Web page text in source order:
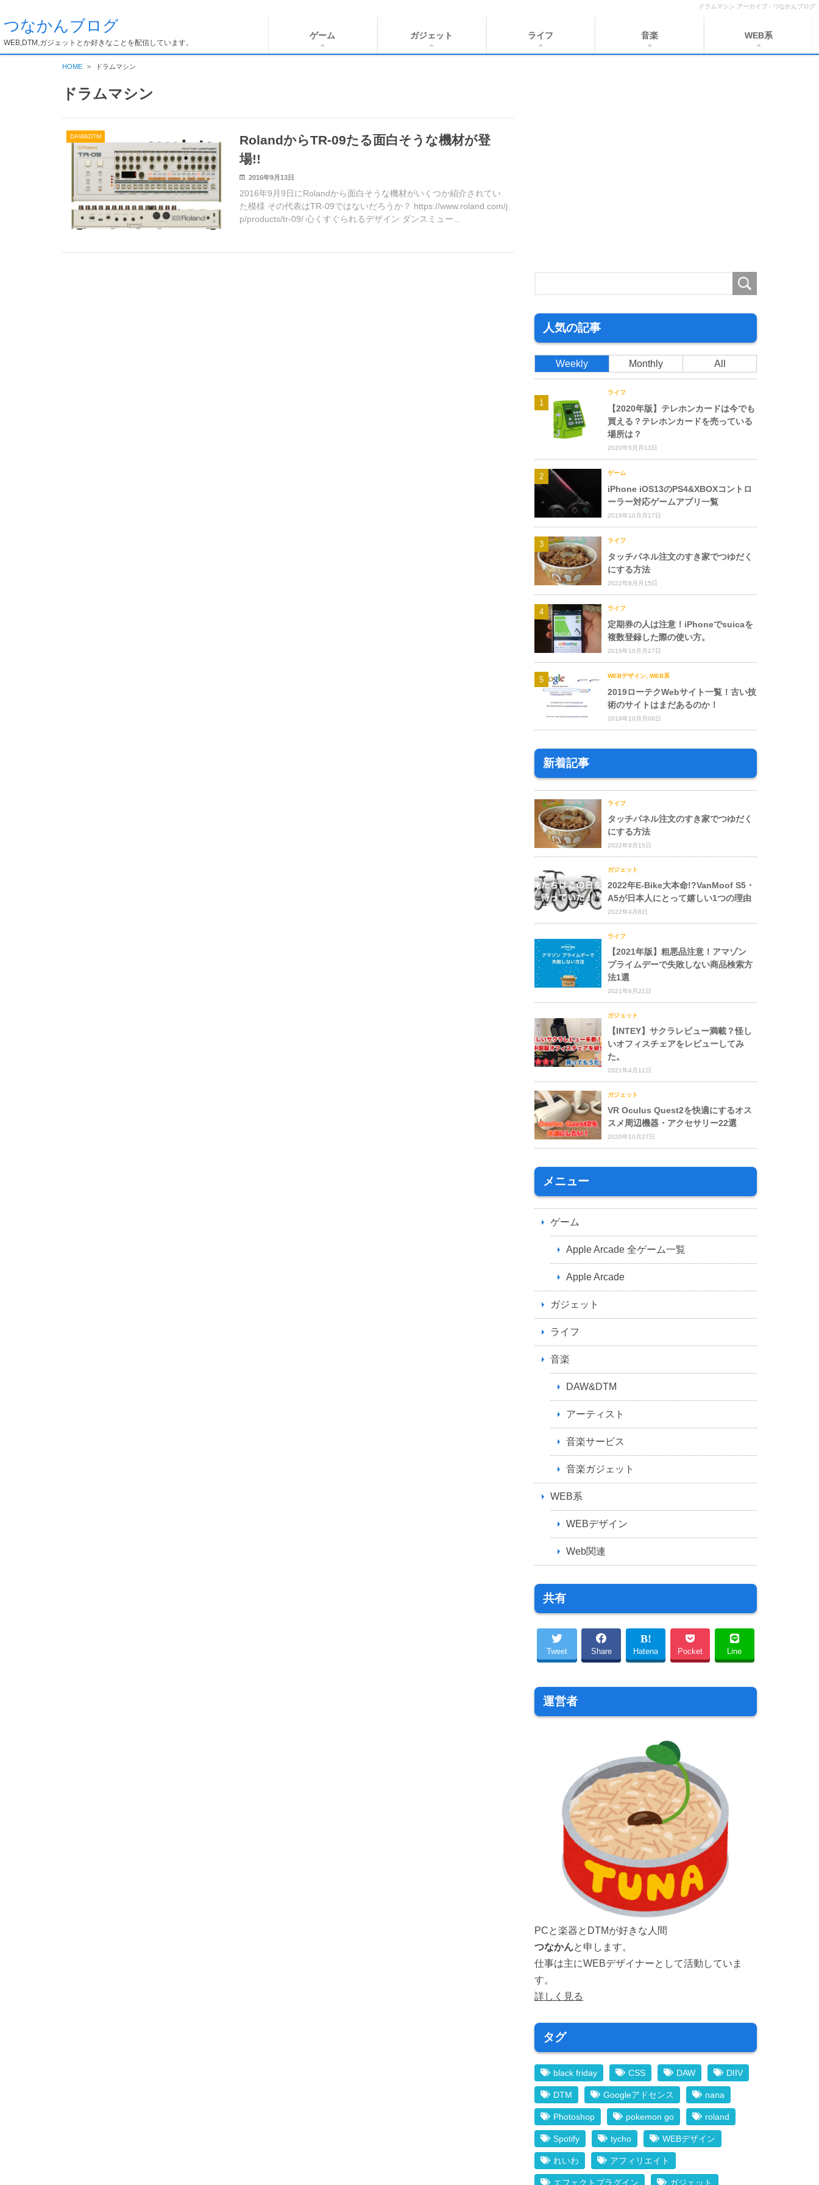
ドラムマシン アーカイブ - つなかんブログ
つなかんブログ
WEB,DTM,ガジェットとか好きなことを配信しています。
ゲーム ガジェット ライフ 音楽 WEB系
HOME ドラムマシン
ドラムマシン
DAW&DTM
RolandからTR-09たる面白そうな機材が登
場!!
2016年9月13日
2016年9月9日にRolandから面白そうな機材がいくつか紹介されてい
た模様 その代表はTR-09ではないだろうか？ https://www.roland.com/j
p/products/tr-09/ 心くすぐられるデザイン ダンスミュー...
人気の記事
Weekly Monthly All
ライフ
【2020年版】テレホンカードは今でも
買える？テレホンカードを売っている
場所は？
2020年5月月13日
ゲーム
iPhone iOS13のPS4&XBOXコントロ
ーラー対応ゲームアプリ一覧
2019年10月月17日
ライフ
タッチパネル注文のすき家でつゆだく
にする方法
2022年8月月15日
ライフ
定期券の人は注意！iPhoneでsuicaを
複数登録した際の使い方。
2016年10月月27日
WEBデザイン, WEB系
2019ローテクWebサイト一覧！古い技
術のサイトはまだあるのか！
2019年10月月06日
新着記事
ライフ
タッチパネル注文のすき家でつゆだく
にする方法
2022年8月15日
ガジェット
2022年E-Bike大本命!?VanMoof S5・
A5が日本人にとって嬉しい1つの理由
2022年4月8日
ライフ
【2021年版】粗悪品注意！アマゾン
プライムデーで失敗しない商品検索方
法1選
2021年6月21日
ガジェット
【INTEY】サクラレビュー満載？怪し
いオフィスチェアをレビューしてみ
た。
2021年4月11日
ガジェット
VR Oculus Quest2を快適にするオス
スメ周辺機器・アクセサリー22選
2020年10月27日
メニュー
ゲーム
Apple Arcade 全ゲーム一覧
Apple Arcade
ガジェット
ライフ
音楽
DAW&DTM
アーティスト
音楽サービス
音楽ガジェット
WEB系
WEBデザイン
Web関連
共有
Tweet Share Hatena Pocket Line
運営者
PCと楽器とDTMが好きな人間
つなかんと申します。
仕事は主にWEBデザイナーとして活動していま
す。
詳しく見る
タグ
black friday CSS DAW DIIV
DTM Googleアドセンス nana
Photoshop pokemon go roland
Spotify tycho WEBデザイン
れいわ アフィリエイト
エフェクトプラグイン ガジェット